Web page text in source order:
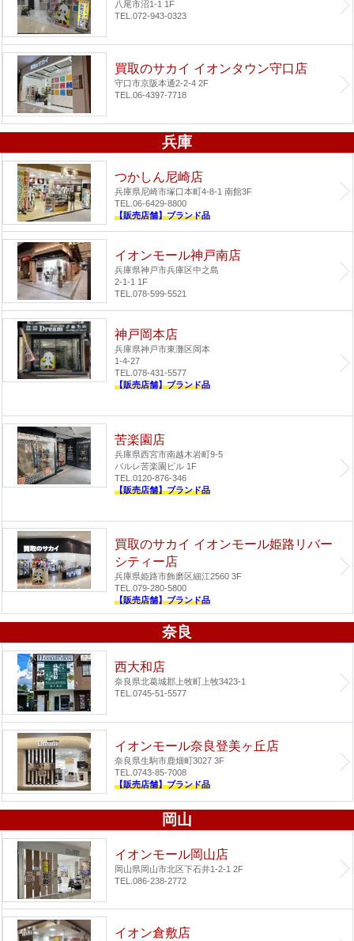
八尾市沼1-1 1F
TEL.072-943-0323
買取のサカイ イオンタウン守口店
守口市京阪本通2-2-4 2F
TEL.06-4397-7718
兵庫
つかしん尼崎店
兵庫県尼崎市塚口本町4-8-1 南館3F
TEL.06-6429-8800
【販売店舗】ブランド品
イオンモール神戸南店
兵庫県神戸市兵庫区中之島
2-1-1 1F
TEL.078-599-5521
神戸岡本店
兵庫県神戸市東灘区岡本
1-4-27
TEL.078-431-5577
【販売店舗】ブランド品
苦楽園店
兵庫県西宮市南越木岩町9-5
パルレ苦楽園ビル 1F
TEL.0120-876-346
【販売店舗】ブランド品
買取のサカイ イオンモール姫路リバー
シティー店
兵庫県姫路市飾磨区細江2560 3F
TEL.079-280-5800
【販売店舗】ブランド品
奈良
西大和店
奈良県北葛城郡上牧町上牧3423-1
TEL.0745-51-5577
イオンモール奈良登美ヶ丘店
奈良県生駒市鹿畑町3027 3F
TEL.0743-85-7008
【販売店舗】ブランド品
岡山
イオンモール岡山店
岡山県岡山市北区下石井1-2-1 2F
TEL.086-238-2772
イオン倉敷店